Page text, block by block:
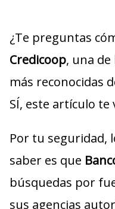
¿Te preguntas
Credicoop, una
más reconocidas
SÍ, este artículo te
Por tu seguridad,
saber es que
búsquedas por
sus agencias